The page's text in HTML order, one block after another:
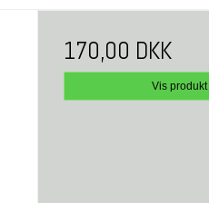
170,00 DKK
Vis produkt